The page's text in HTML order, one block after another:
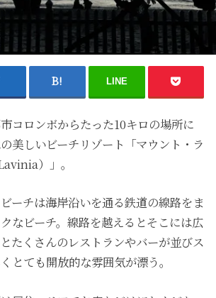
LINE
コロンボからたった10キロの場所に
美しいビーチリゾート「マウント・ラ
）」。
ーチは海岸沿いを通る鉄道の線路をま
なビーチ。線路を越えるとそこには広
たくさんのレストランやバーが並びス
とても開放的な雰囲気が漂う。